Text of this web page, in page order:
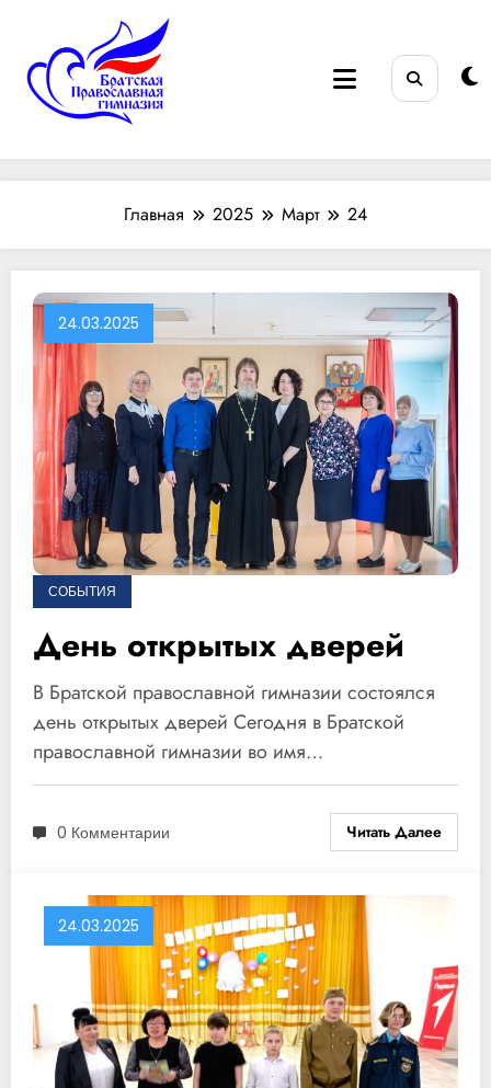
содержимому
гимназияГлавная 2025 Март 24
24.03.2025
СОБЫТИЯ
День открытых дверей
В Братской православной гимназии состоялся
день открытых дверей Сегодня в Братской
православной гимназии во имя…
0 Комментарии Читать Далее
24.03.2025